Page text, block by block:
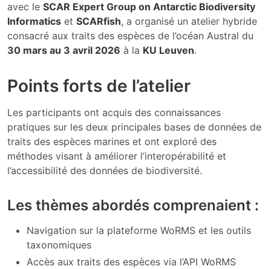
avec le SCAR Expert Group on Antarctic Biodiversity
Informatics et SCARfish, a organisé un atelier hybride
consacré aux traits des espèces de l’océan Austral du
30 mars au 3 avril 2026 à la KU Leuven.
Points forts de l’atelier
Les participants ont acquis des connaissances
pratiques sur les deux principales bases de données de
traits des espèces marines et ont exploré des
méthodes visant à améliorer l’interopérabilité et
l’accessibilité des données de biodiversité.
Les thèmes abordés comprenaient :
Navigation sur la plateforme WoRMS et les outils
taxonomiques
Accès aux traits des espèces via l’API WoRMS